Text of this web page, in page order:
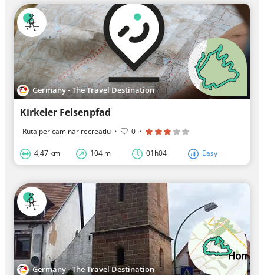
Germany - The Travel Destination
Kirkeler Felsenpfad
Ruta per caminar recreatiu · 0 ·
4,47 km 104 m 01h04 Easy
Germany - The Travel Destination